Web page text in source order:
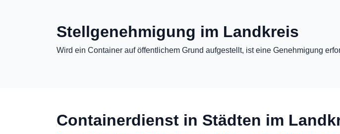
Stellgenehmigung im Landkreis
Wird ein Container auf öffentlichem Grund aufgestellt, ist eine Genehmigung
Containerdienst in Städten im